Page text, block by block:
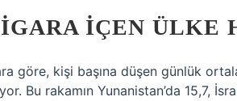
IÇEN ÜLKE
göre, kişi başına düşen günlük
Bu rakamın Yunanistan’da 15,7,